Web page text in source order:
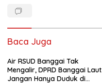
Baca Juga
Air RSUD Banggai Tak
Mengalir, DPRD Banggai Laut
Jangan Hanya Duduk di